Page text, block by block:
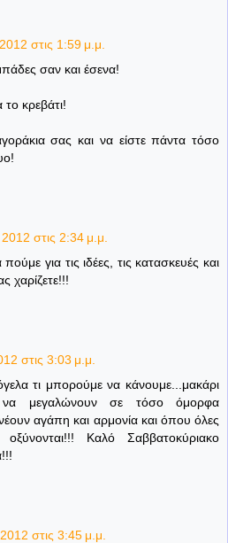
στις 1:59 μ.μ.
σαν και έσενα!
κρεβάτι!
σας και να είστε πάντα τόσο
στις 2:34 μ.μ.
για τις ιδέες, τις κατασκευές και
χαρίζετε!!!
στις 3:03 μ.μ.
τι μπορούμε να κάνουμε...μακάρι
μεγαλώνουν σε τόσο όμορφα
αγάπη και αρμονία και όπου όλες
Καλό Σαββατοκύριακο
στις 3:45 μ.μ.